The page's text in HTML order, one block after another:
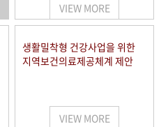
행정박물 영상 기록물
VIEW MORE
생활밀착형 건강사업을 위한
지역보건의료제공체계 제안
VIEW MORE